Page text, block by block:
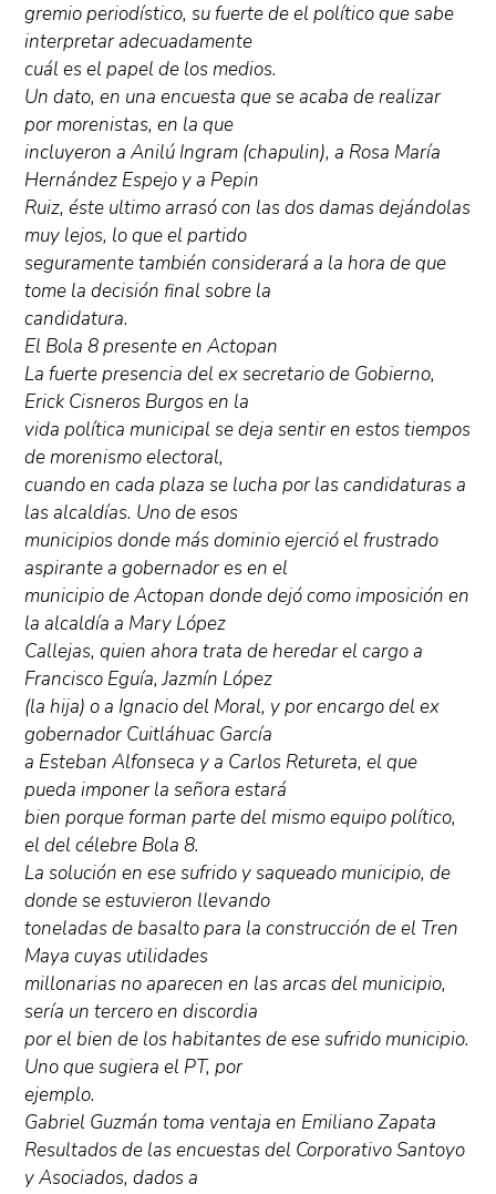
gremio periodístico, su fuerte de el político que sabe
interpretar adecuadamente
cuál es el papel de los medios.
Un dato, en una encuesta que se acaba de realizar
por morenistas, en la que
incluyeron a Anilú Ingram (chapulin), a Rosa María
Hernández Espejo y a Pepin
Ruiz, éste ultimo arrasó con las dos damas dejándolas
muy lejos, lo que el partido
seguramente también considerará a la hora de que
tome la decisión final sobre la
candidatura.
El Bola 8 presente en Actopan
La fuerte presencia del ex secretario de Gobierno,
Erick Cisneros Burgos en la
vida política municipal se deja sentir en estos tiempos
de morenismo electoral,
cuando en cada plaza se lucha por las candidaturas a
las alcaldías. Uno de esos
municipios donde más dominio ejerció el frustrado
aspirante a gobernador es en el
municipio de Actopan donde dejó como imposición en
la alcaldía a Mary López
Callejas, quien ahora trata de heredar el cargo a
Francisco Eguía, Jazmín López
(la hija) o a Ignacio del Moral, y por encargo del ex
gobernador Cuitláhuac García
a Esteban Alfonseca y a Carlos Retureta, el que
pueda imponer la señora estará
bien porque forman parte del mismo equipo político,
el del célebre Bola 8.
La solución en ese sufrido y saqueado municipio, de
donde se estuvieron llevando
toneladas de basalto para la construcción de el Tren
Maya cuyas utilidades
millonarias no aparecen en las arcas del municipio,
sería un tercero en discordia
por el bien de los habitantes de ese sufrido municipio.
Uno que sugiera el PT, por
ejemplo.
Gabriel Guzmán toma ventaja en Emiliano Zapata
Resultados de las encuestas del Corporativo Santoyo
y Asociados, dados a